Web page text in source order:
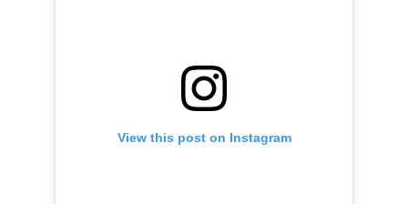
View this post on Instagram